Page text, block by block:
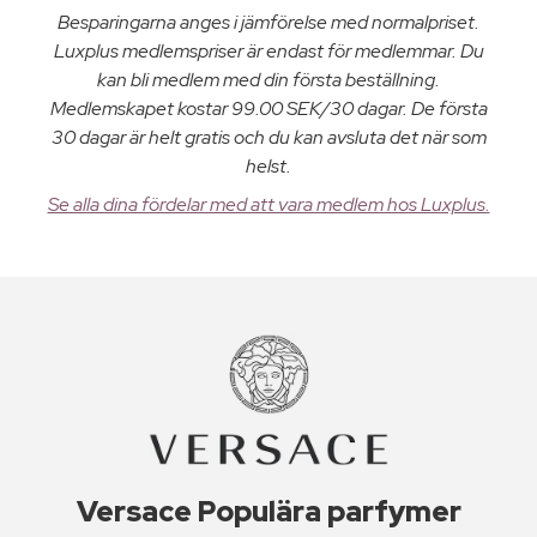
Besparingarna anges i jämförelse med normalpriset.
Luxplus medlemspriser är endast för medlemmar. Du
kan bli medlem med din första beställning.
Medlemskapet kostar 99.00 SEK/30 dagar. De första
30 dagar är helt gratis och du kan avsluta det när som
helst.
Se alla dina fördelar med att vara medlem hos Luxplus.
Versace Populära parfymer